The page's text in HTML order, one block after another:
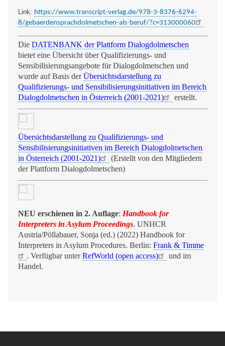
Link: https://www.transcript-verlag.de/978-3-8376-6294-
8/gebaerdensprachdolmetschen-als-beruf/?c=313000060
Die DATENBANK der Plattform Dialogdolmetschen
bietet eine Übersicht über Qualifizierungs- und
Sensibilisierungsangebote für Dialogdolmetschen und
wurde auf Basis derÜbersichtsdarstellung zu
Qualifizierungs- und Sensibilisierungsinitiativen im Bereich
Dialogdolmetschen in Österreich (2001-2021)
erstellt.
Übersichtsdarstellung zu Qualifizierungs- und
Sensibilisierungsinitiativen im Bereich Dialogdolmetschen
in Österreich (2001-2021)
(Erstellt von den Mitgliedern
der Plattform Dialogdolmetschen)
NEU erschienen in 2. Auflage: Handbook for
Interpreters in Asylum Proceedings. UNHCR
Austria/Pöllabauer, Sonja (ed.) (2022) Handbook for
Interpreters in Asylum Procedures. Berlin: Frank & Timme
. Verfügbar unterRefWorld (open access)
und im
Handel.